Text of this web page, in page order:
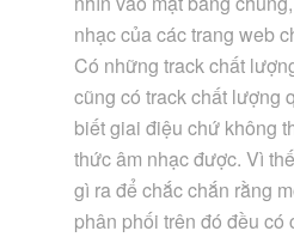
nhạc của các trang web
Có những track chất
cũng có track chất lượng
biết giai điệu chứ không
thức âm nhạc được. Vì
gì ra để chắc chắn rằng
phân phối trên đó đều có